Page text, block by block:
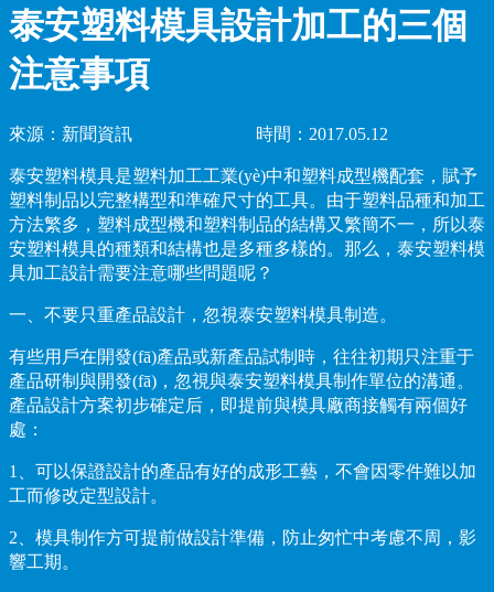
泰安塑料模具設計加工的三個
注意事項
來源：新聞資訊 時間：2017.05.12
泰安塑料模具是塑料加工工業(yè)中和塑料成型機配套，賦予
塑料制品以完整構型和準確尺寸的工具。由于塑料品種和加工
方法繁多，塑料成型機和塑料制品的結構又繁簡不一，所以泰
安塑料模具的種類和結構也是多種多樣的。那么，泰安塑料模
具加工設計需要注意哪些問題呢？
一、不要只重產品設計，忽視泰安塑料模具制造。
有些用戶在開發(fā)產品或新產品試制時，往往初期只注重于
產品研制與開發(fā)，忽視與泰安塑料模具制作單位的溝通。
產品設計方案初步確定后，即提前與模具廠商接觸有兩個好
處：
1、可以保證設計的產品有好的成形工藝，不會因零件難以加
工而修改定型設計。
2、模具制作方可提前做設計準備，防止匆忙中考慮不周，影
響工期。